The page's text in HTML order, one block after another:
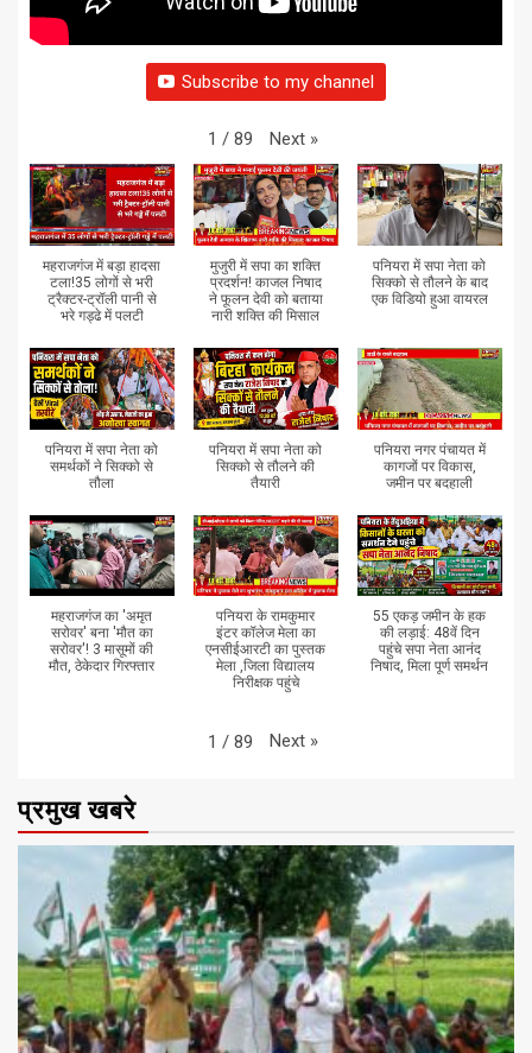
Subscribe to my channel
1 / 89 Next »
महराजगंज में बड़ा हादसा
टला!35 लोगों से भरी
ट्रैक्टर-ट्रॉली पानी से
भरे गड्ढे में पलटी
मुजुरी में सपा का शक्ति
प्रदर्शन! काजल निषाद
ने फूलन देवी को बताया
नारी शक्ति की मिसाल
पनियरा में सपा नेता को
सिक्को से तौलने के बाद
एक विडियो हुआ वायरल
पनियरा में सपा नेता को
समर्थकों ने सिक्को से
तौला
पनियरा में सपा नेता को
सिक्को से तौलने की
तैयारी
पनियरा नगर पंचायत में
कागजों पर विकास,
जमीन पर बदहाली
महराजगंज का 'अमृत
सरोवर' बना 'मौत का
सरोवर'! 3 मासूमों की
मौत, ठेकेदार गिरफ्तार
पनियरा के रामकुमार
इंटर कॉलेज मेला का
एनसीईआरटी का पुस्तक
मेला ,जिला विद्यालय
निरीक्षक पहुंचे
55 एकड़ जमीन के हक
की लड़ाई: 48वें दिन
पहुंचे सपा नेता आनंद
निषाद, मिला पूर्ण समर्थन
1 / 89 Next »
प्रमुख खबरे